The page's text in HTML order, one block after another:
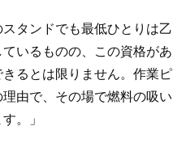
タンドでも最低ひとりは乙
いるものの、この資格があ
るとは限りません。作業ピ
由で、その場で燃料の吸い
。」